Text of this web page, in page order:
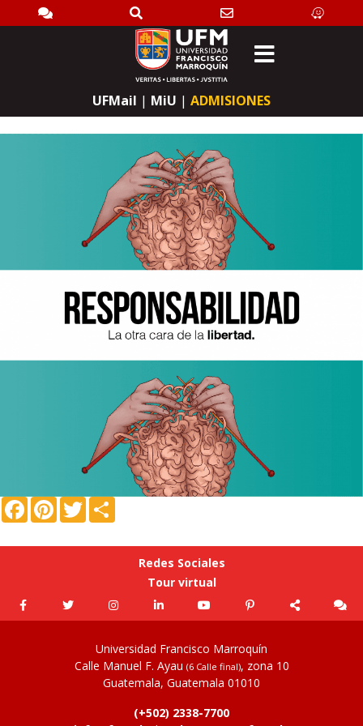
UFMail | MiU | ADMISIONES
FacebookPinterest
Twitter
Redes Sociales
Tour virtual
Universidad Francisco Marroquín
Calle Manuel F. Ayau (6 Calle final), zona 10
Guatemala, Guatemala 01010
(+502) 2338-7700